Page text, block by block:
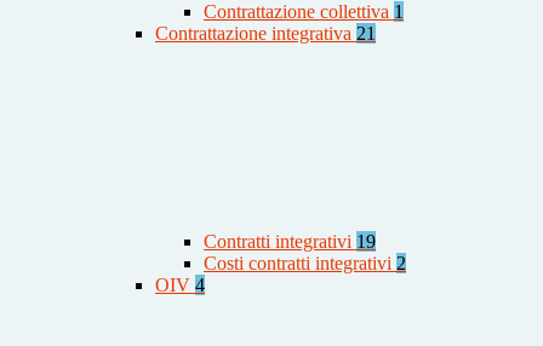
Contrattazione collettiva 1
Contrattazione integrativa 21
Contratti integrativi 19
Costi contratti integrativi 2
OIV 4